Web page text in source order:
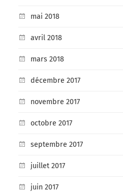
mai 2018
avril 2018
mars 2018
décembre 2017
novembre 2017
octobre 2017
septembre 2017
juillet 2017
juin 2017